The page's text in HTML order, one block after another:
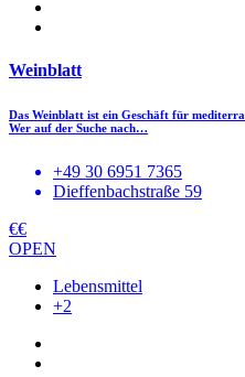
Weinblatt
Das Weinblatt ist ein Geschäft für
Wer auf der Suche nach…
+49 30 6951 7365
Dieffenbachstraße 59
€€
OPEN
Lebensmittel
+2